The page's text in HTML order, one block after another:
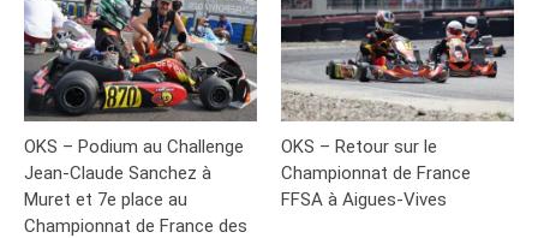
OKS – Podium au Challenge
Jean-Claude Sanchez à
Muret et 7e place au
Championnat de France des
OKS – Retour sur le
Championnat de France
FFSA à Aigues-Vives